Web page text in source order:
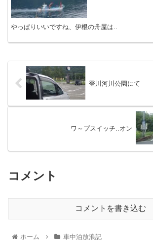
やっぱりいいですね、伊根の舟屋は..
登川河川公園にて
ワ～プスイッチ..オン
コメント
コメントを書き込む
ホーム 車中泊放浪記